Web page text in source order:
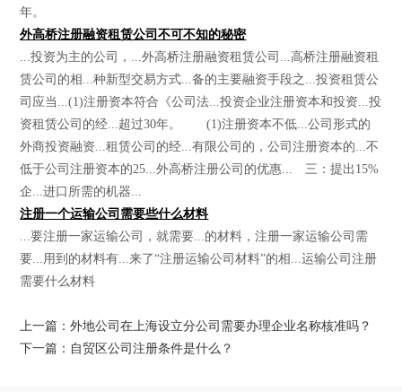
年。
外高桥注册融资租赁公司不可不知的秘密
...投资为主的公司，...外高桥注册融资租赁公司...高桥注册融资租
赁公司的相...种新型交易方式...备的主要融资手段之...投资租赁公
司应当...(1)注册资本符合《公司法...投资企业注册资本和投资...投
资租赁公司的经...超过30年。 (1)注册资本不低...公司形式的
外商投资融资...租赁公司的经...有限公司的，公司注册资本的...不
低于公司注册资本的25...外高桥注册公司的优惠... 三：提出15%
企...进口所需的机器...
注册一个运输公司需要些什么材料
...要注册一家运输公司，就需要...的材料，注册一家运输公司需
要...用到的材料有...来了“注册运输公司材料”的相...运输公司注册
需要什么材料
上一篇：外地公司在上海设立分公司需要办理企业名称核准吗？
下一篇：自贸区公司注册条件是什么？